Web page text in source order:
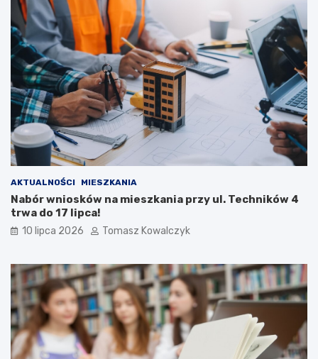
AKTUALNOŚCI MIESZKANIA
Nabór wniosków na mieszkania przy ul. Techników 4
trwa do 17 lipca!
10 lipca 2026 Tomasz Kowalczyk